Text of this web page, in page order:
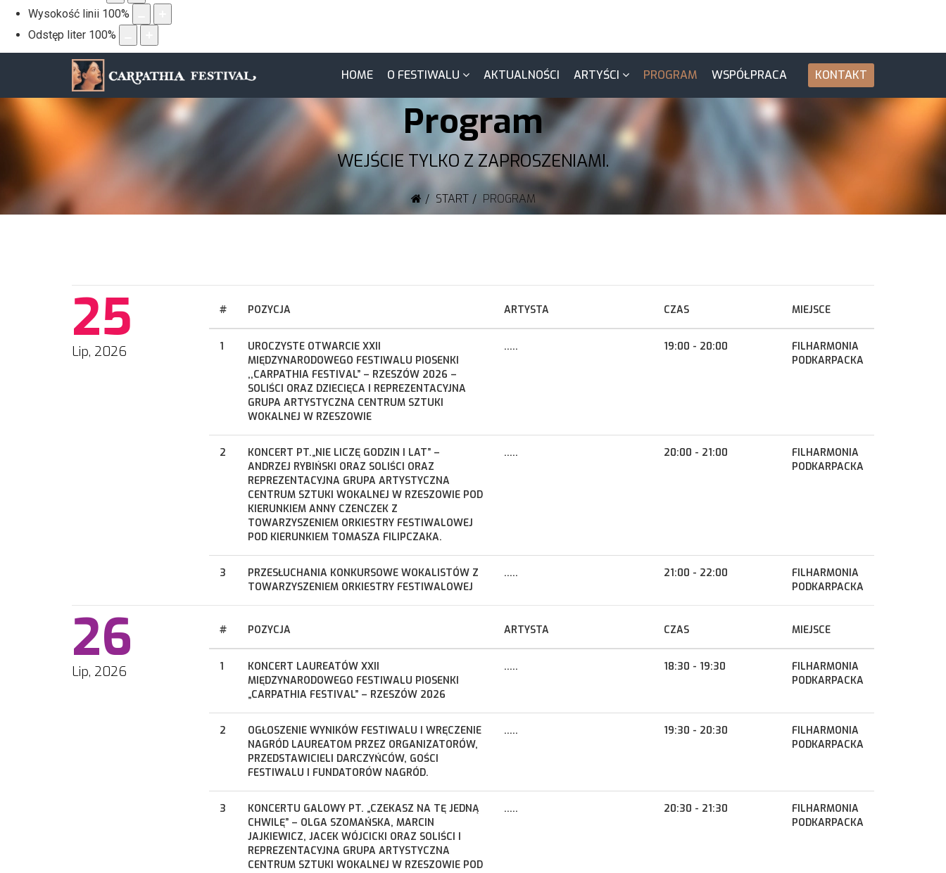
Wysokość linii 100%
Odstęp liter 100%
HOME O FESTIWALU AKTUALNOŚCI ARTYŚCI PROGRAM WSPÓŁPRACA KONTAKT
Program
WEJŚCIE TYLKO Z ZAPROSZENIAMI.
START PROGRAM
25
Lip, 2026
# POZYCJA ARTYSTA CZAS MIEJSCE
1
UROCZYSTE OTWARCIE XXII
MIĘDZYNARODOWEGO FESTIWALU PIOSENKI
,,CARPATHIA FESTIVAL” – RZESZÓW 2026 –
SOLIŚCI ORAZ DZIECIĘCA I REPREZENTACYJNA
GRUPA ARTYSTYCZNA CENTRUM SZTUKI
WOKALNEJ W RZESZOWIE
..... 19:00 - 20:00
FILHARMONIA
PODKARPACKA
2
KONCERT PT.„NIE LICZĘ GODZIN I LAT” –
ANDRZEJ RYBIŃSKI ORAZ SOLIŚCI ORAZ
REPREZENTACYJNA GRUPA ARTYSTYCZNA
CENTRUM SZTUKI WOKALNEJ W RZESZOWIE POD
KIERUNKIEM ANNY CZENCZEK Z
TOWARZYSZENIEM ORKIESTRY FESTIWALOWEJ
POD KIERUNKIEM TOMASZA FILIPCZAKA.
..... 20:00 - 21:00
FILHARMONIA
PODKARPACKA
3
PRZESŁUCHANIA KONKURSOWE WOKALISTÓW Z
TOWARZYSZENIEM ORKIESTRY FESTIWALOWEJ
..... 21:00 - 22:00
FILHARMONIA
PODKARPACKA
26
Lip, 2026
# POZYCJA ARTYSTA CZAS MIEJSCE
1
KONCERT LAUREATÓW XXII
MIĘDZYNARODOWEGO FESTIWALU PIOSENKI
„CARPATHIA FESTIVAL” – RZESZÓW 2026
..... 18:30 - 19:30
FILHARMONIA
PODKARPACKA
2
OGŁOSZENIE WYNIKÓW FESTIWALU I WRĘCZENIE
NAGRÓD LAUREATOM PRZEZ ORGANIZATORÓW,
PRZEDSTAWICIELI DARCZYŃCÓW, GOŚCI
FESTIWALU I FUNDATORÓW NAGRÓD.
..... 19:30 - 20:30
FILHARMONIA
PODKARPACKA
3
KONCERTU GALOWY PT. „CZEKASZ NA TĘ JEDNĄ
CHWILĘ” – OLGA SZOMAŃSKA, MARCIN
JAJKIEWICZ, JACEK WÓJCICKI ORAZ SOLIŚCI I
REPREZENTACYJNA GRUPA ARTYSTYCZNA
CENTRUM SZTUKI WOKALNEJ W RZESZOWIE POD
..... 20:30 - 21:30
FILHARMONIA
PODKARPACKA